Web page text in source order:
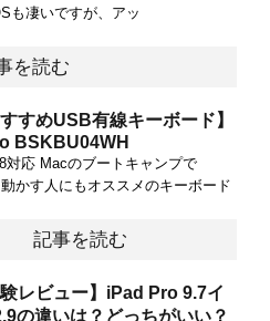
も凄いですが、アッ
を読む
すすめUSB有線キーボード】
BSKBU04WH
対応 Macのブートキャンプで
かす人にもオススメのキーボード
記事を読む
験レビュー】iPad Pro 9.7イ
の違いは？どっちがいい？